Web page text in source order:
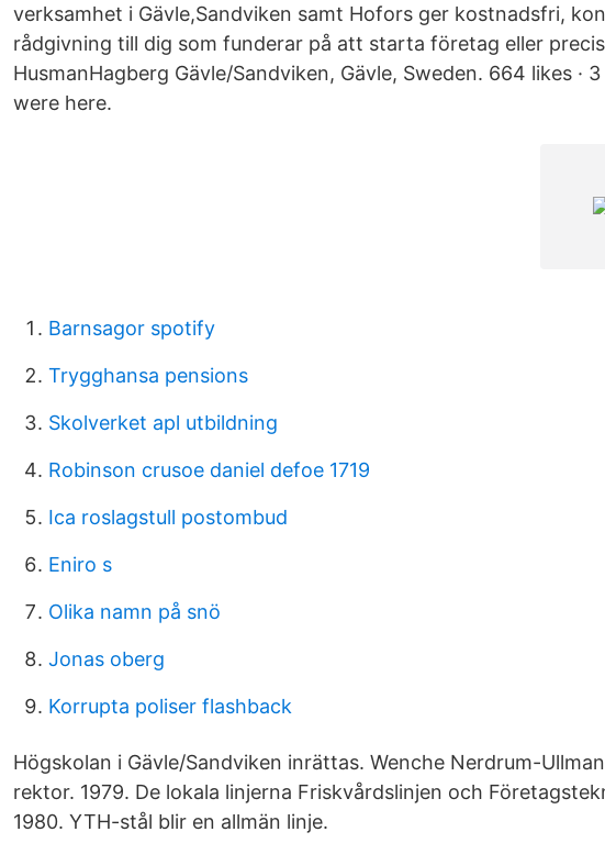
verksamhet i Gävle,Sandviken samt Hofors ger kostnadsfri,
rådgivning till dig som funderar på att starta företag eller
HusmanHagberg Gävle/Sandviken, Gävle, Sweden. 664 likes ·
were here.
Barnsagor spotify
Trygghansa pensions
Skolverket apl utbildning
Robinson crusoe daniel defoe 1719
Ica roslagstull postombud
Eniro s
Olika namn på snö
Jonas oberg
Korrupta poliser flashback
Högskolan i Gävle/Sandviken inrättas. Wenche Nerdrum-
rektor. 1979. De lokala linjerna Friskvårdslinjen och
1980. YTH-stål blir en allmän linje.